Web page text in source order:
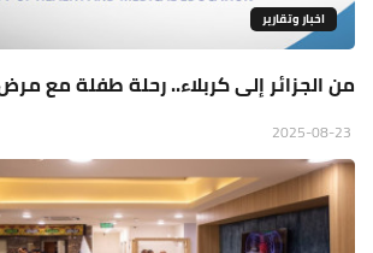
اخبار وتقارير
من الجزائر إلى كربلاء.. رحلة طفلة مع